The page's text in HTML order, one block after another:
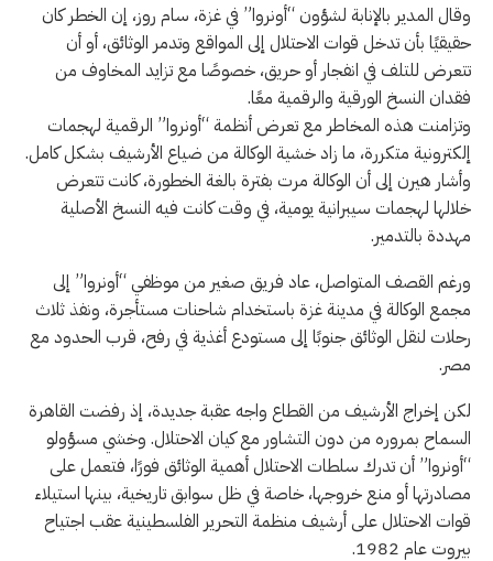
وقال المدير بالإنابة لشؤون “أونروا” في غزة، سام روز، إن الخطر كان
حقيقيًا بأن تدخل قوات الاحتلال إلى المواقع وتدمر الوثائق، أو أن
تتعرض للتلف في انفجار أو حريق، خصوصًا مع تزايد المخاوف من
فقدان النسخ الورقية والرقمية معًا.
وتزامنت هذه المخاطر مع تعرض أنظمة “أونروا” الرقمية لهجمات
إلكترونية متكررة، ما زاد خشية الوكالة من ضياع الأرشيف بشكل كامل.
وأشار هيرن إلى أن الوكالة مرت بفترة بالغة الخطورة، كانت تتعرض
خلالها لهجمات سيبرانية يومية، في وقت كانت فيه النسخ الأصلية
مهددة بالتدمير.
ورغم القصف المتواصل، عاد فريق صغير من موظفي “أونروا” إلى
مجمع الوكالة في مدينة غزة باستخدام شاحنات مستأجرة، ونفذ ثلاث
رحلات لنقل الوثائق جنوبًا إلى مستودع أغذية في رفح، قرب الحدود مع
مصر.
لكن إخراج الأرشيف من القطاع واجه عقبة جديدة، إذ رفضت القاهرة
السماح بمروره من دون التشاور مع كيان الاحتلال. وخشي مسؤولو
“أونروا” أن تدرك سلطات الاحتلال أهمية الوثائق فورًا، فتعمل على
مصادرتها أو منع خروجها، خاصة في ظل سوابق تاريخية، بينها استيلاء
قوات الاحتلال على أرشيف منظمة التحرير الفلسطينية عقب اجتياح
بيروت عام 1982.